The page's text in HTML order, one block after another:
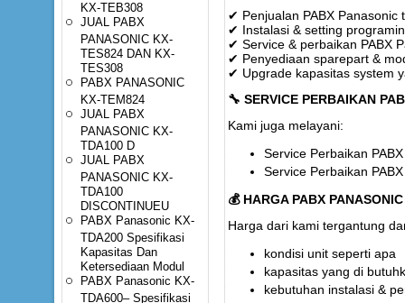
KX-TEB308
JUAL PABX
PANASONIC KX-
TES824 DAN KX-
TES308
PABX PANASONIC
KX-TEM824
JUAL PABX
PANASONIC KX-
TDA100 D
JUAL PABX
PANASONIC KX-
TDA100
DISCONTINUEU
PABX Panasonic KX-
TDA200 Spesifikasi
Kapasitas Dan
Ketersediaan Modul
PABX Panasonic KX-
TDA600– Spesifikasi
✔ Penjualan PABX Panasonic
✔ Instalasi & setting
✔ Service & perbaikan PABX
✔ Penyediaan sparepart &
✔ Upgrade kapasitas system
🔧 SERVICE PERBAIKAN
Kami juga melayani:
Service Perbaikan
Service Perbaikan
💰HARGA PABX
Harga dari kami tergantung
kondisi unit seperti apa
kapasitas yang di
kebutuhan instalasi &